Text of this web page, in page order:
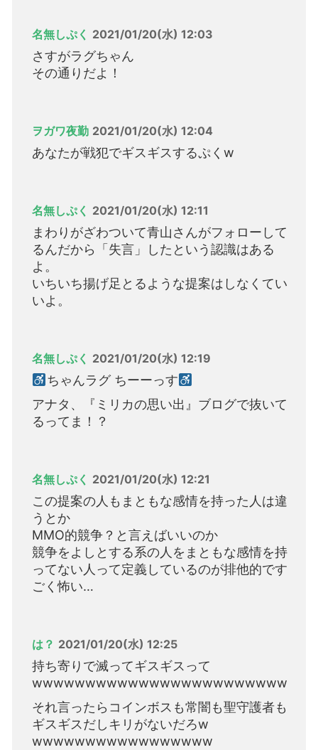
名無しぷく 2021/01/20(水) 12:03
さすがラグちゃん
その通りだよ！
ヲガワ夜勤 2021/01/20(水) 12:04
あなたが戦犯でギスギスするぷくw
名無しぷく 2021/01/20(水) 12:11
まわりがざわついて青山さんがフォローして
るんだから「失言」したという認識はある
よ。
いちいち揚げ足とるような提案はしなくてい
いよ。
名無しぷく 2021/01/20(水) 12:19
ちゃんラグ ちーーっす
アナタ、『ミリカの思い出』ブログで抜いて
るってま！？
名無しぷく 2021/01/20(水) 12:21
この提案の人もまともな感情を持った人は違
うとか
MMO的競争？と言えばいいのか
競争をよしとする系の人をまともな感情を持
ってない人って定義しているのが排他的です
ごく怖い…
は？ 2021/01/20(水) 12:25
持ち寄りで滅ってギスギスって
wwwwwwwwwwwwwwwwwwwwwwww
それ言ったらコインボスも常闇も聖守護者も
ギスギスだしキリがないだろw
wwwwwwwwwwwwwwwww